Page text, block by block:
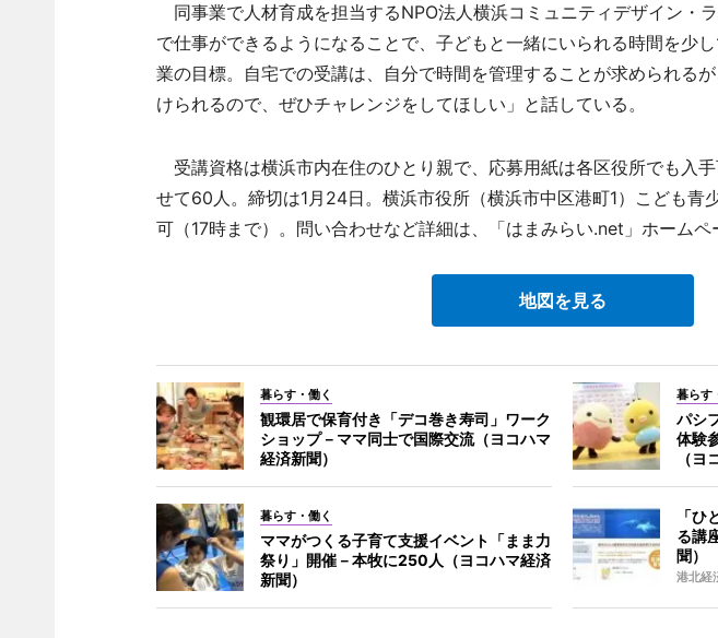
同事業で人材育成を担当するNPO法人横浜コミュニティデザイン・
で仕事ができるようになることで、子どもと一緒にいられる時間を少
業の目標。自宅での受講は、自分で時間を管理することが求められる
けられるので、ぜひチャレンジをしてほしい」と話している。
受講資格は横浜市内在住のひとり親で、応募用紙は各区役所でも入
せて60人。締切は1月24日。横浜市役所（横浜市中区港町1）こども青
可（17時まで）。問い合わせなど詳細は、「はまみらい.net」ホームペ
地図を見る
暮らす・働く
観環居で保育付き「デコ巻き寿司」ワーク
ショップ－ママ同士で国際交流（ヨコハマ
経済新聞）
暮らす
パシ
体験
（ヨ
暮らす・働く
ママがつくる子育て支援イベント「まま力
祭り」開催－本牧に250人（ヨコハマ経済
新聞）
「
る講
聞）
港北経